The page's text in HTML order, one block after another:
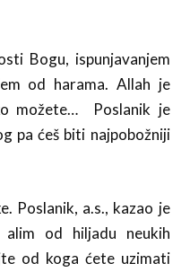
Bogu, ispunjavanjem
od harama. Allah je
možete… Poslanik je
pa ćeš biti najpobožniji
Poslanik, a.s., kazao je
od hiljadu neukih
od koga ćete uzimati